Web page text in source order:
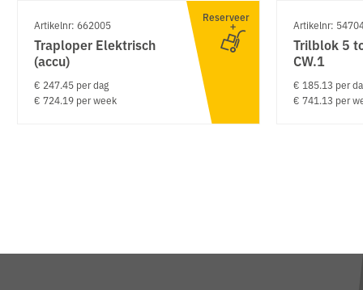
Artikelnr: 662005
Traploper Elektrisch
(accu)
€ 247.45 per dag
€ 724.19 per week
Reserveer
Artikelnr:
Trilblok 5
CW.1
€ 185.13 per
€ 741.13 per